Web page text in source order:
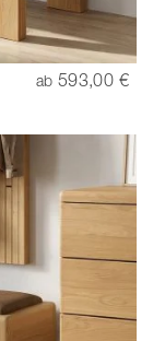
ab 593,00 €